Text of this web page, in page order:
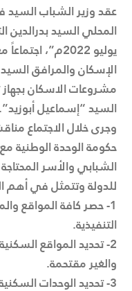
عقد وزير الشباب السيد
يوليو 2022م”،
الإسكان والمرافق
مشروعات الاسكان بجهاز
السيد “إسماعيل أبوزيد”.
وجرى خلال الاجتماع
حكومة الوحدة الوطنية مع
الشبابي والأسر المحتاجة
للدولة وتتمثل في أهم
1- حصر كافة المواقع
التنفيذية.
2- تحديد المواقع
والغير مقتحمة.